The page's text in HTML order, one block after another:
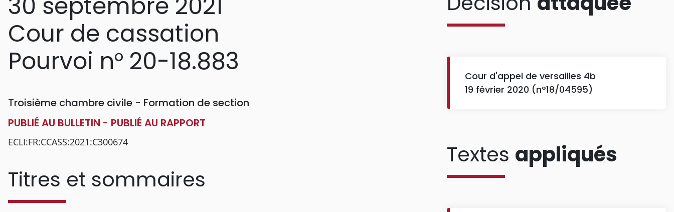
Cour de cassation
Pourvoi n° 20-18.883
Troisième chambre civile - Formation de section
PUBLIÉ AU BULLETIN - PUBLIÉ AU RAPPORT
ECLI:FR:CCASS:2021:C300674
Titres et sommaires
Cour d'appel de versailles 4b
19 février 2020 (n°18/04595)
Textes appliqués